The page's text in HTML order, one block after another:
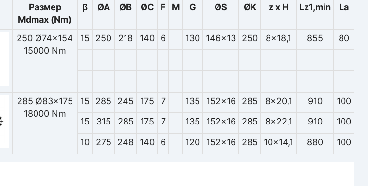
Размер
Mdmax (Nm)
β ØA ØB ØC F M G ØS ØK z x H Lz1,min La
250 Ø74x154
15000 Nm
15 250 218 140 6 130 146x13 250 8x18,1 855 80
285 Ø83x175
18000 Nm
15 285 245 175 7 135 152x16 285 8x20,1 910
100
15
315 285 175 7 135 152x16 285 8x22,1 910 100
10 275 248 140 6 120 152x16 285 10x14,1 880 100